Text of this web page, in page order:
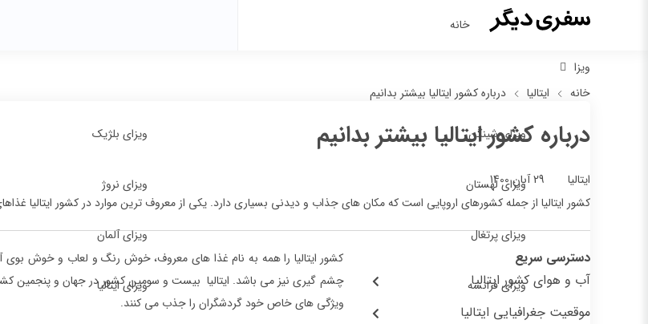
خانه
ویزا
ویزای شینگن ویزای بلژیک
ویزای لهستان ویزای نروژ
ویزای پرتغال ویزای آلمان
ویزای فرانسه ویزای ایتالیا
خانه ایتالیا درباره کشور ایتالیا بیشتر بدانیم
درباره کشور ایتالیا بیشتر بدانیم
ایتالیا 29 آبان 1400
کشور ایتالیا از جمله کشورهای اروپایی است که مکان های جذاب و دیدنی بسیاری دارد. یکی از معروف ترین موارد در کشور ایتالیا
دسترسی سریع
آب و هوای کشور ایتالیا
موقعیت جغرافیایی ایتالیا
کشور ایتالیا را همه به نام غذا های معروف، خوش رنگ و لعاب و خوش بوی
چشم گیری نیز می باشد. ایتالیا بیست و سومین کشور در جهان و پنجمین کشور
ویژگی های خاص خود گردشگران را جذب می کنند.